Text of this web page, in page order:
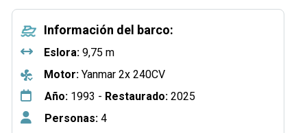
Información del barco:
Eslora: 9,75 m
Motor: Yanmar 2x 240CV
Año: 1993 - Restaurado: 2025
Personas: 4